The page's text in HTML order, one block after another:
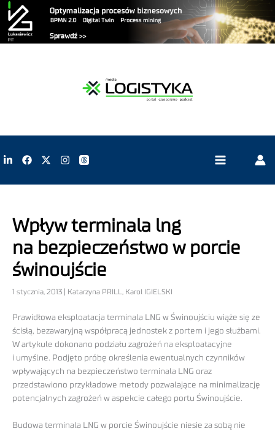
Wpływ terminala lng
na bezpieczeństwo w porcie
świnoujście
1 stycznia, 2013 | Katarzyna PRILL, Karol IGIELSKI
Prawidłowa eksploatacja terminala LNG w Świnoujściu wiąże się ze
ścisłą, bezawaryjną współpracą jednostek z portem i jego służbami.
W artykule dokonano podziału zagrożeń na eksploatacyjne
i umyślne. Podjęto próbę określenia ewentualnych czynników
wpływających na bezpieczeństwo terminala LNG oraz
przedstawiono przykładowe metody pozwalające na minimalizację
potencjalnych zagrożeń w aspekcie całego portu Świnoujście.
Budowa terminala LNG w porcie Świnoujście niesie za sobą nie